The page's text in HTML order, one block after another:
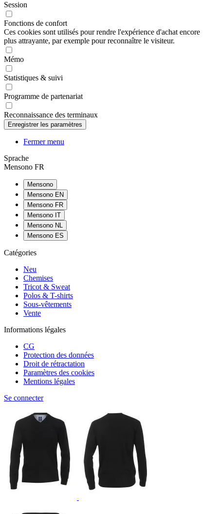
Session
Fonctions de confort
Ces cookies sont utilisés pour rendre l'expérience d'achat encore
plus attrayante, par exemple pour reconnaître le visiteur.
Mémo
Statistiques & suivi
Programme de partenariat
Reconnaissance des terminaux
Fermer menu
Sprache
Mensono FR
Mensono
Mensono EN
Mensono FR
Mensono IT
Mensono NL
Mensono ES
Catégories
Neu
Chemises
Tricot & Sweat
Polos & T-shirts
Sous-vêtements
Vente
Informations légales
CG
Protection des données
Droit de rétractation
Paramètres des cookies
Mentions légales
Se connecter